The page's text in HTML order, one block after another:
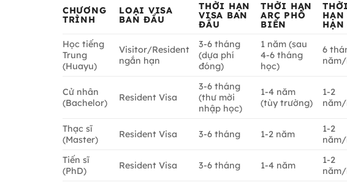
CHƯƠNG
TRÌNH
LOẠI VISA
BAN ĐẦU
THỜI HẠN
VISA BAN
ĐẦU
THỜI HẠN
ARC PHỔ
BIẾN
THỜI
HẠN
Học tiếng
Trung
(Huayu)
Visitor/Resident
ngắn hạn
3-6 tháng
(dựa phí
đóng)
1 năm (sau
4-6 tháng
học)
6
Cử nhân
(Bachelor)
Resident Visa
3-6 tháng
(thư mời
nhập học)
1-4 năm
(tùy trường)
1-2
Thạc sĩ
(Master)
Resident Visa 3-6 tháng 1-2 năm
1-2
Tiến sĩ
(PhD)
Resident Visa 3-6 tháng 1-4 năm
1-2